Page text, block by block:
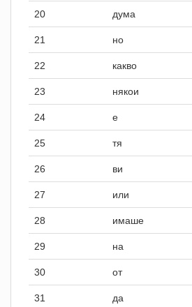
20 дума
21 но
22 какво
23 някои
24 е
25 тя
26 ви
27 или
28 имаше
29 на
30 от
31 да